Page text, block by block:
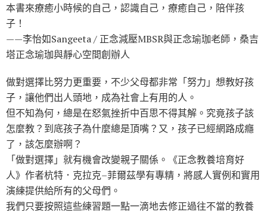
本書來療癒小時候的自己，認識自己，療癒自己，陪伴孩
子！
——李怡如Sangeeta / 正念減壓MBSR與正念瑜珈老師，桑吉
塔正念瑜珈與靜心空間創辦人
做對選擇比努力更重要，不少父母都非常「努力」想教好孩
子，讓他們出人頭地，成為社會上有用的人。
但不知為何，總是在怒氣挫折中百思不得其解。究竟孩子該
怎麼教？到底孩子為什麼總是頂嘴？又，孩子已經網路成癮
了，該怎麼辦啊？
「做對選擇」就有機會改變親子關係。《正念教養培育好
人》作者杭特．克拉克–菲爾茲學有專精，將感人實例和實用
演練提供給所有的父母們。
我們只要按照這些練習題一點一滴地去修正過往不當的教養